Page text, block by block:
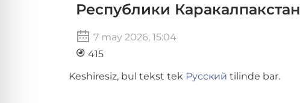
Республики Каракалпакстан
7 may 2026, 15:04
415
Keshiresiz, bul tekst tek Русский tilinde bar.